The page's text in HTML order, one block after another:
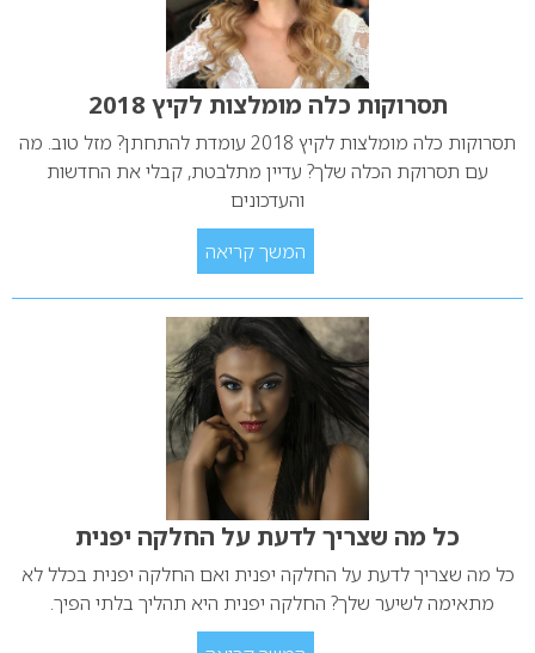
תסרוקות כלה מומלצות לקיץ 2018
תסרוקות כלה מומלצות לקיץ 2018 עומדת להתחתן? מזל טוב. מה
עם תסרוקת הכלה שלך? עדיין מתלבטת, קבלי את החדשות
והעדכונים
המשך קריאה
כל מה שצריך לדעת על החלקה יפנית
כל מה שצריך לדעת על החלקה יפנית ואם החלקה יפנית בכלל לא
מתאימה לשיער שלך? החלקה יפנית היא תהליך בלתי הפיך.